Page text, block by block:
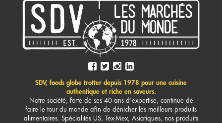
SDV, foods globe trotter depuis 1978 pour une cuisine
authentique et riche en saveurs.
Notre société, forte de ses 40 ans d’expertise, continue de
faire le tour du monde afin de dénicher les meilleurs produits
alimentaires. Spécialités US, Tex-Mex, Asiatiques, nos produits